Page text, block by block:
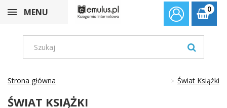
0
MENU
Strona główna Świat Książki
ŚWIAT KSIĄŻKI